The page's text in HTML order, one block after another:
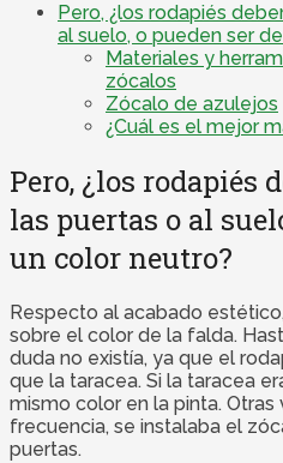
Pero, ¿los rodapiés
al suelo, o pueden ser
Materiales y
zócalos
Zócalo de azulejos
¿Cuál es el mejor
Pero, ¿los rodapiés
las puertas o al
un color neutro?
Respecto al acabado
sobre el color de la falda.
duda no existía, ya que el
que la taracea. Si la taracea
mismo color en la pinta.
frecuencia, se instalaba el
puertas.